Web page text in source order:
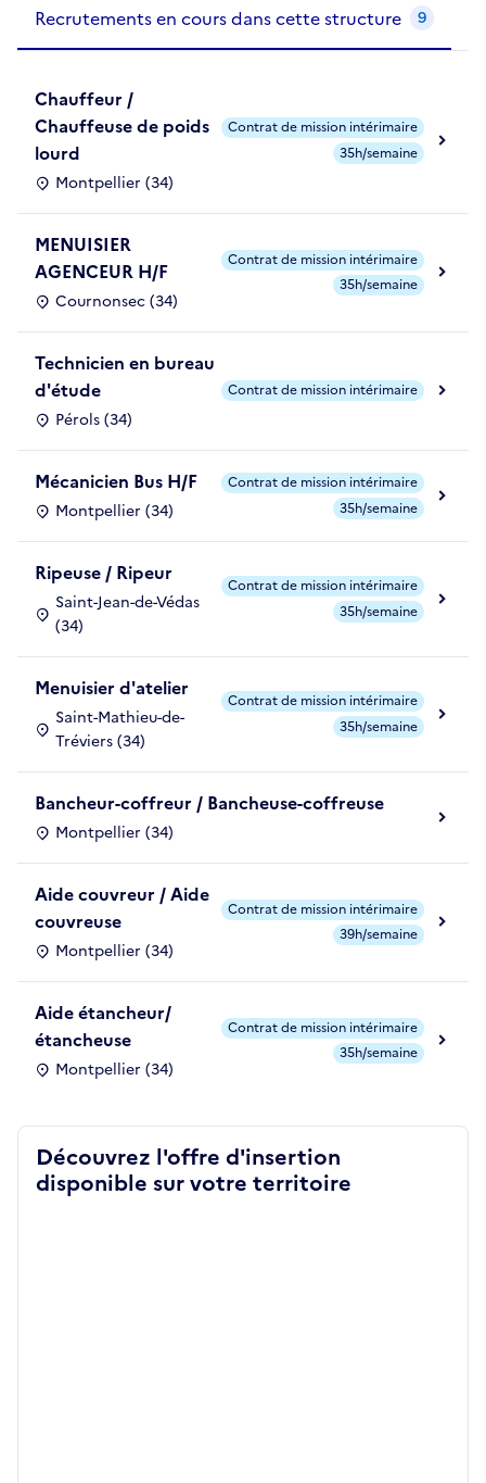
Recrutements en cours dans cette structure 9
Chauffeur /
Chauffeuse de poids
lourd
Montpellier (34)
Contrat de mission intérimaire
35h/semaine
MENUISIER
AGENCEUR H/F
Cournonsec (34)
Contrat de mission intérimaire
35h/semaine
Technicien en bureau
d'étude
Pérols (34)
Contrat de mission intérimaire
Mécanicien Bus H/F
Montpellier (34)
Contrat de mission intérimaire
35h/semaine
Ripeuse / Ripeur
Saint-Jean-de-Védas
(34)
Contrat de mission intérimaire
35h/semaine
Menuisier d'atelier
Saint-Mathieu-de-
Tréviers (34)
Contrat de mission intérimaire
35h/semaine
Bancheur-coffreur / Bancheuse-coffreuse
Montpellier (34)
Aide couvreur / Aide
couvreuse
Montpellier (34)
Contrat de mission intérimaire
39h/semaine
Aide étancheur/
étancheuse
Montpellier (34)
Contrat de mission intérimaire
35h/semaine
Découvrez l'offre d'insertion
disponible sur votre territoire